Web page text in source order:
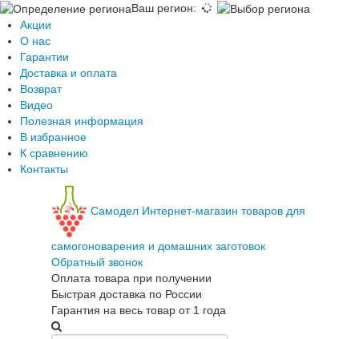
Ваш регион:
Акции
О нас
Гарантии
Доставка и оплата
Возврат
Видео
Полезная информация
В избранное
К сравнению
Контакты
Самодел Интернет-магазин товаров для
самогоноварения и домашних заготовок
Обратный звонок
Оплата товара при получении
Быстрая доставка по России
Гарантия на весь товар от 1 года